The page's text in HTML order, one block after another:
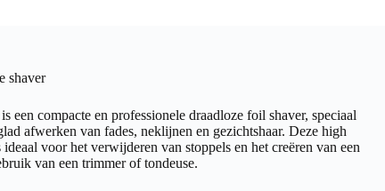
shaver
is een compacte en professionele draadloze foil shaver, speciaal
afwerken van fades, neklijnen en gezichtshaar. Deze high
voor het verwijderen van stoppels en het creëren van een
van een trimmer of tondeuse.